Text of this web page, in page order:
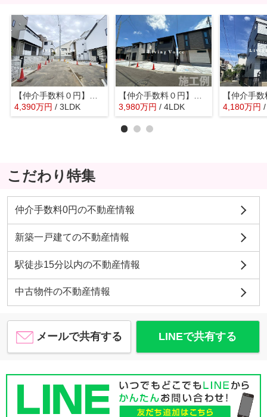
【仲介手数料０円】茅ヶ崎市浜須賀2期 新築一戸建て 全4棟
4,390万円 / 3LDK
【仲介手数料０円】茅ヶ崎市第1芹沢 新築一戸建て 全4棟
3,980万円 / 4LDK 4,180万円
こだわり特集
仲介手数料0円の不動産情報
新築一戸建ての不動産情報
駅徒歩15分以内の不動産情報
中古物件の不動産情報
メールで共有する LINEで共有する